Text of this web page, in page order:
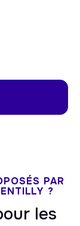
PAR
?
les